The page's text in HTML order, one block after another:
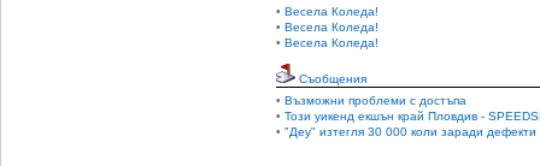
• Весела Коледа!
• Весела Коледа!
• Весела Коледа!
Съобщения
• Възможни проблеми с достъпа
• Този уикенд екшън край Пловдив -
• "Деу" изтегля 30 000 коли заради дефекти